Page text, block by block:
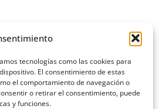
tecnologías como las cookies para
El consentimiento de estas
el comportamiento de navegación o
o retirar el consentimiento, puede
y funciones.